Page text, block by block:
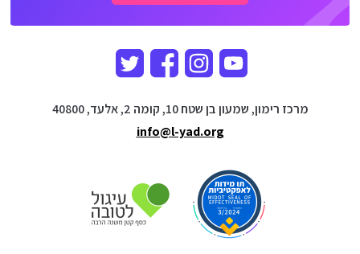
מרכז רימון, שמעון בן שטח 10, קומה 2, אלעד, 40800
info@l-yad.org